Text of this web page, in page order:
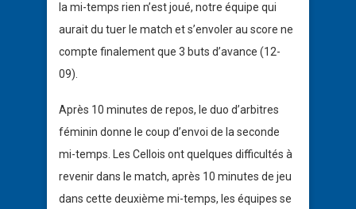
la mi-temps rien n’est joué, notre équipe qui
aurait du tuer le match et s’envoler au score ne
compte finalement que 3 buts d’avance (12-
09).
Après 10 minutes de repos, le duo d’arbitres
féminin donne le coup d’envoi de la seconde
mi-temps. Les Cellois ont quelques difficultés à
revenir dans le match, après 10 minutes de jeu
dans cette deuxième mi-temps, les équipes se